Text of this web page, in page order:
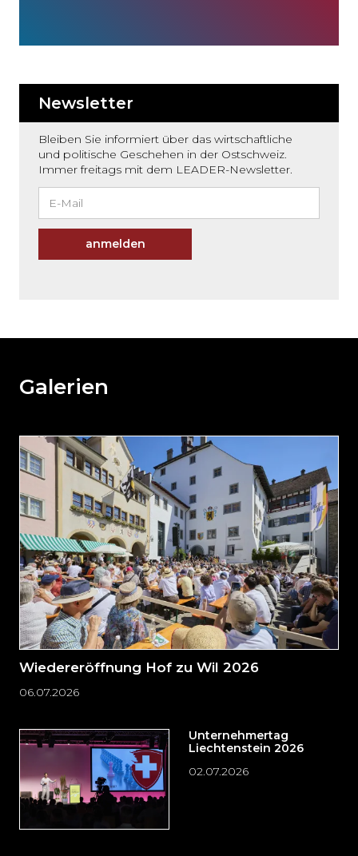
Newsletter
Bleiben Sie informiert über das wirtschaftliche
und politische Geschehen in der Ostschweiz.
Immer freitags mit dem LEADER-Newsletter.
anmelden
weiteren
und
direkt
zum
Seitenende
springen?
Galerien
Wiedereröffnung Hof zu Wil 2026
06.07.2026
Unternehmertag
Liechtenstein 2026
02.07.2026